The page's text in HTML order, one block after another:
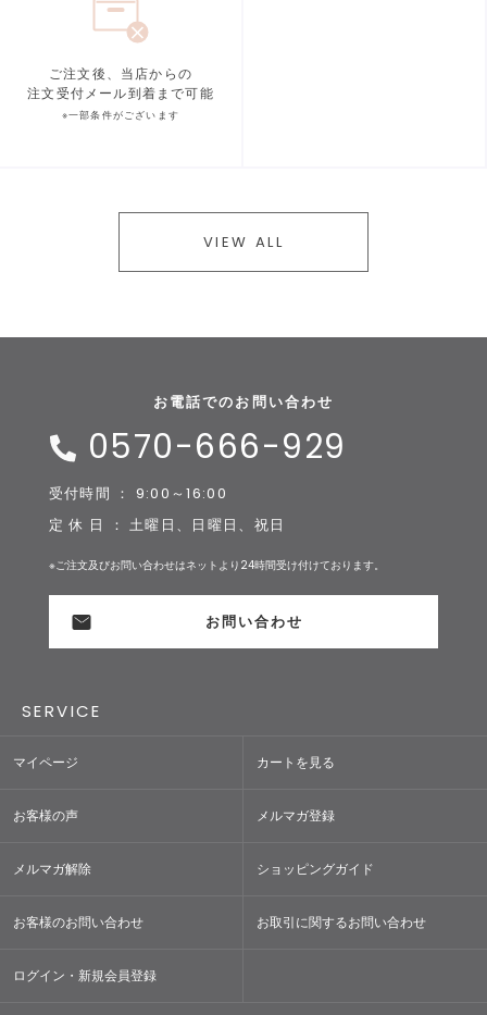
ご注文後、当店からの
注文受付メール到着まで可能
※一部条件がございます
VIEW ALL
お電話でのお問い合わせ
0570-666-929
受付時間 ： 9:00～16:00
定 休 日 ： 土曜日、日曜日、祝日
※ご注文及びお問い合わせはネットより24時間受け付けております。
お問い合わせ
SERVICE
マイページ カートを見る
お客様の声 メルマガ登録
メルマガ解除 ショッピングガイド
お客様のお問い合わせ お取引に関するお問い合わせ
ログイン・新規会員登録